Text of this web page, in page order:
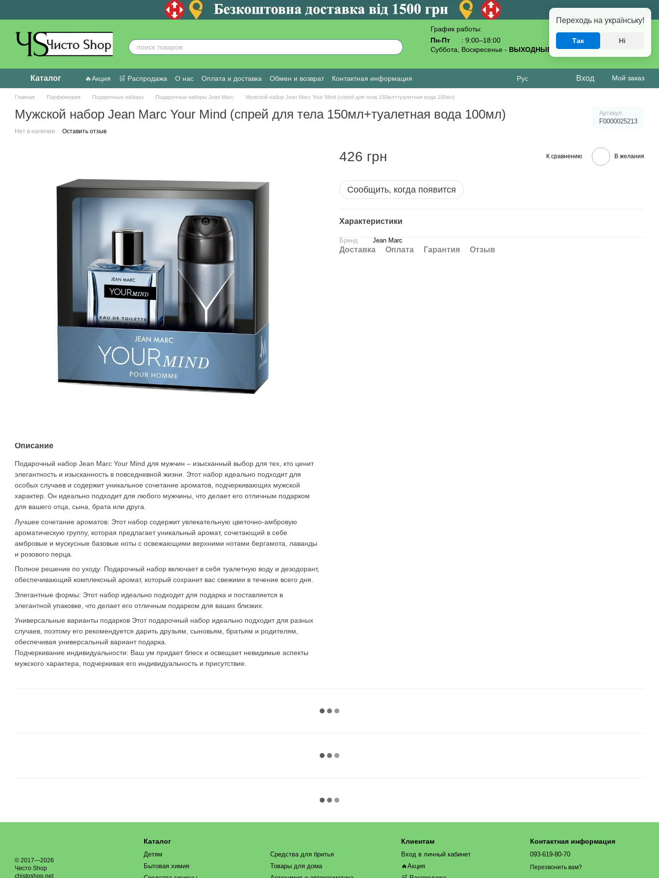
График работы:
Пн-Пт
: 9:00–18:00
Суббота, Воскресенье - ВЫХОДНЫЕ
093-619-80-70
Каталог 🔥Акция 🛒 Распродажа О нас Оплата и доставка Обмен и возврат
Контактная информация
Пользовательское соглашение
Отзывы о магазине
Рус Вход Мой заказ
Главная Парфюмерия Подарочные наборы Подарочные наборы Jean Marc Мужской набор Jean Marc Your Mind (спрей для тела 150мл+туалетная вода 100мл)
Мужской набор Jean Marc Your Mind (спрей для тела 150мл+туалетная вода 100мл) Артикул
F0000025213
Нет в наличии Оставить отзыв
Описание
Подарочный набор Jean Marc Your Mind для мужчин – изысканный выбор для тех, кто ценит
элегантность и изысканность в повседневной жизни. Этот набор идеально подходит для
особых случаев и содержит уникальное сочетание ароматов, подчеркивающих мужской
характер. Он идеально подходит для любого мужчины, что делает его отличным подарком
для вашего отца, сына, брата или друга.
Лучшее сочетание ароматов: Этот набор содержит увлекательную цветочно-амбровую
ароматическую группу, которая предлагает уникальный аромат, сочетающий в себе
амбровые и мускусные базовые ноты с освежающими верхними нотами бергамота, лаванды
и розового перца.
Полное решение по уходу: Подарочный набор включает в себя туалетную воду и дезодорант,
обеспечивающий комплексный аромат, который сохранит вас свежими в течение всего дня.
Элегантные формы: Этот набор идеально подходит для подарка и поставляется в
элегантной упаковке, что делает его отличным подарком для ваших близких.
Универсальные варианты подарков Этот подарочный набор идеально подходит для разных
случаев, поэтому его рекомендуется дарить друзьям, сыновьям, братьям и родителям,
обеспечивая универсальный вариант подарка.
Подчеркивание индивидуальности: Ваш ум придает блеск и освещает невидимые аспекты
мужского характера, подчеркивая его индивидуальность и присутствие.
426 грн К сравнению В желания
Сообщить, когда появится
Характеристики
Бренд Jean Marc
Доставка Оплата Гарантия Отзыв
© 2017—2026
Чисто Shop
chistoshop.net
Каталог
Детям
Бытовая химия
Средства для бритья
Товары для дома
Клиентам
Вход в личный кабинет
🔥Акция
Контактная информация
093-619-80-70
Перезвонить вам?
Переходь на українську!
Так Ні